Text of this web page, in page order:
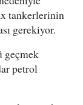
tankerlerinin
gerekiyor.
geçmek
petrol